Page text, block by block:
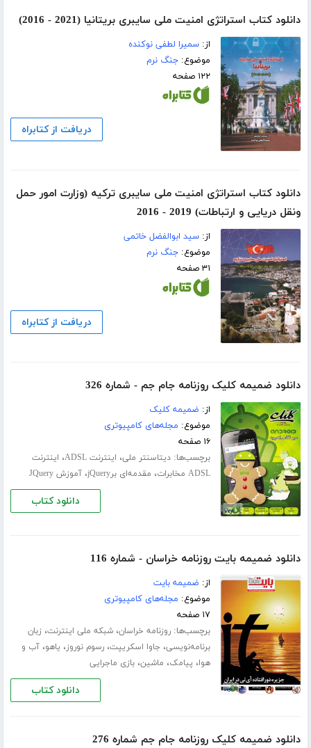
دانلود کتاب استراتژی امنیت ملی سایبری بریتانیا (2021 - 2016)
از:سمیرا لطفی نوکنده
موضوع:جنگ نرم
۱۲۲ صفحه
دریافت از کتابراه
دانلود کتاب استراتژی امنیت ملی سایبری ترکیه (وزارت امور حمل
ونقل دریایی و ارتباطات) 2019 - 2016
از:سید ابوالفضل خاتمی
موضوع:جنگ نرم
۳۱ صفحه
دریافت از کتابراه
دانلود ضمیمه کلیک روزنامه جام جم - شماره 326
از: ضمیمه کلیک
موضوع: مجله‌های کامپیوتری
۱۶ صفحه
برچسب‌ها:دیتاسنتر ملی، اینترنت ADSL ، اینترنت
ADSL مخابرات
، مقدمه‌ای برjQuery ،آموزش JQuery
دانلود کتاب
دانلود ضمیمه بایت روزنامه خراسان - شماره 116
از: ضمیمه بایت
موضوع: مجله‌های کامپیوتری
۱۷ صفحه
برچسب‌ها:روزنامه خراسان،شبکه ملی اینترنت، زبان
برنامه‌نویسی، جاوا اسکریپت،رسوم نوروز، یاهو،آب و
هوا، پیامک، ماشین،بازی ماجرایی
دانلود کتاب
دانلود ضمیمه کلیک روزنامه جام جم شماره 276